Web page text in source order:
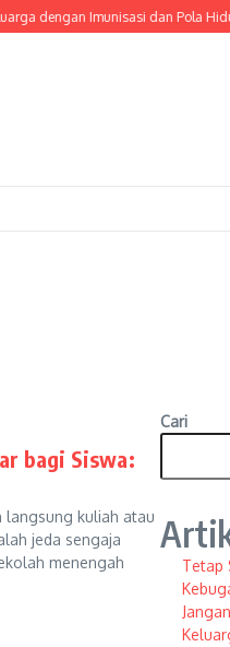
dengan Imunisasi dan Pola
bagi Siswa:
langsung kuliah atau
jeda sengaja
menengah
Cari
Tetap